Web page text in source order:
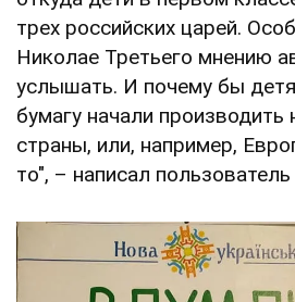
трех российских царей.
Николае Третьего мнению
услышать. И почему бы
бумагу начали производить
страны, или, например,
то", – написал